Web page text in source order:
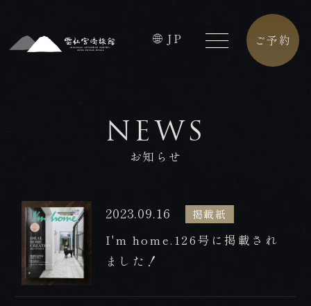
JP ご予約
ROOMS
客室
PREMIUM
FLOOR
館内施設
CAFE
ACCESS
アクセス
NEWS
お知らせ
2023.09.16 掲載紙
I'm home.126号に掲載され
ました！